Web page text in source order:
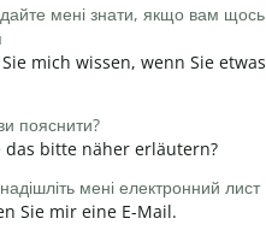
мені знати, якщо вам щось
mich wissen, wenn Sie etwas
пояснити?
das bitte näher erläutern?
мені електронний лист
Sie mir eine E-Mail.